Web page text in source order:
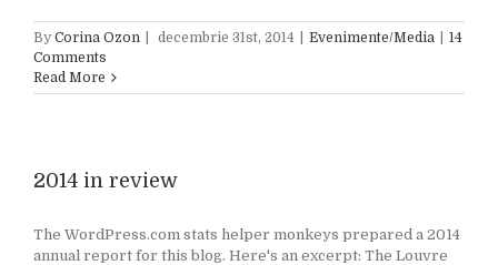
By Corina Ozon decembrie 31st, 2014 Evenimente/Media
14
Comments
Read More
2014 in review
The WordPress.com stats helper monkeys prepared a 2014
annual report for this blog. Here's an excerpt: The Louvre